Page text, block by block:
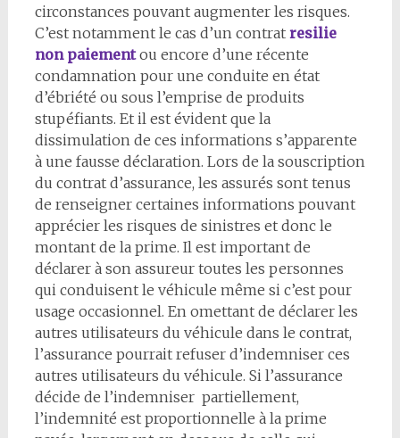
circonstances pouvant augmenter les risques.
C’est notamment le cas d’un contrat resilie
non paiementou encore d’une récente
condamnation pour une conduite en état
d’ébriété ou sous l’emprise de produits
stupéfiants. Et il est évident que la
dissimulation de ces informations s’apparente
à une fausse déclaration. Lors de la souscription
du contrat d’assurance, les assurés sont tenus
de renseigner certaines informations pouvant
apprécier les risques de sinistres et donc le
montant de la prime. Il est important de
déclarer à son assureur toutes les personnes
qui conduisent le véhicule même si c’est pour
usage occasionnel. En omettant de déclarer les
autres utilisateurs du véhicule dans le contrat,
l’assurance pourrait refuser d’indemniser ces
autres utilisateurs du véhicule. Si l’assurance
décide de l’indemniser partiellement,
l’indemnité est proportionnelle à la prime